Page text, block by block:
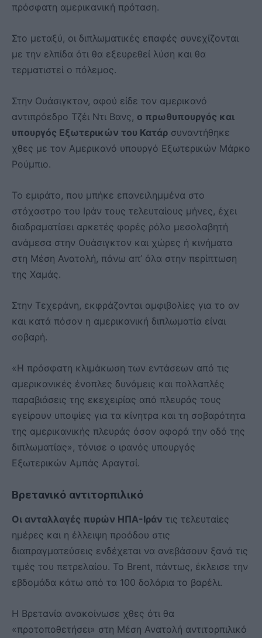
πρόσφατη αμερικανική πρόταση.
Στο μεταξύ, οι διπλωματικές επαφές συνεχίζονται
με την ελπίδα ότι θα εξευρεθεί λύση και θα
τερματιστεί ο πόλεμος.
Στην Ουάσιγκτον, αφού είδε τον αμερικανό
αντιπρόεδρο Τζέι Ντι Βανς, ο πρωθυπουργός και
υπουργός Εξωτερικών του Κατάρ συναντήθηκε
χθες με τον Αμερικανό υπουργό Εξωτερικών Μάρκο
Ρούμπιο.
Το εμιράτο, που μπήκε επανειλημμένα στο
στόχαστρο του Ιράν τους τελευταίους μήνες, έχει
διαδραματίσει αρκετές φορές ρόλο μεσολαβητή
ανάμεσα στην Ουάσιγκτον και χώρες ή κινήματα
στη Μέση Ανατολή, πάνω απ’ όλα στην περίπτωση
της Χαμάς.
Στην Τεχεράνη, εκφράζονται αμφιβολίες για το αν
και κατά πόσον η αμερικανική διπλωματία είναι
σοβαρή.
«Η πρόσφατη κλιμάκωση των εντάσεων από τις
αμερικανικές ένοπλες δυνάμεις και πολλαπλές
παραβιάσεις της εκεχειρίας από πλευράς τους
εγείρουν υποψίες για τα κίνητρα και τη σοβαρότητα
της αμερικανικής πλευράς όσον αφορά την οδό της
διπλωματίας», τόνισε ο ιρανός υπουργός
Εξωτερικών Αμπάς Αραγτσί.
Βρετανικό αντιτορπιλικό
Οι ανταλλαγές πυρών ΗΠΑ-Ιράν τις τελευταίες
ημέρες και η έλλειψη προόδου στις
διαπραγματεύσεις ενδέχεται να ανεβάσουν ξανά τις
τιμές του πετρελαίου. Το Brent, πάντως, έκλεισε την
εβδομάδα κάτω από τα 100 δολάρια το βαρέλι.
Η Βρετανία ανακοίνωσε χθες ότι θα
«προτοποθετήσει» στη Μέση Ανατολή αντιτορπιλικό